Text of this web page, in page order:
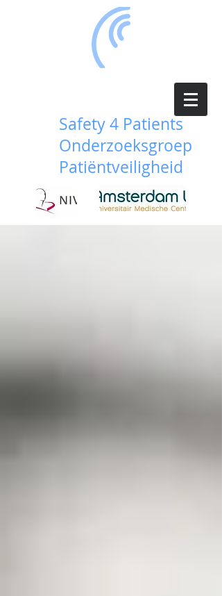
Safety 4 Patients
Onderzoeksgroep
Patiëntveiligheid